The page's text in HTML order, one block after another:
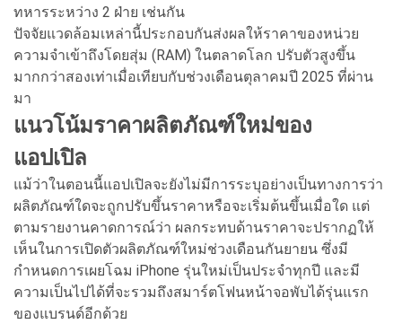
ทหารระหว่าง 2 ฝ่าย เช่นกัน
ปัจจัยแวดล้อมเหล่านี้ประกอบกันส่งผลให้ราคาของหน่วย
ความจำเข้าถึงโดยสุ่ม (RAM) ในตลาดโลก ปรับตัวสูงขึ้น
มากกว่าสองเท่าเมื่อเทียบกับช่วงเดือนตุลาคมปี 2025 ที่ผ่าน
มา
แนวโน้มราคาผลิตภัณฑ์ใหม่ของ
แอปเปิล
แม้ว่าในตอนนี้แอปเปิลจะยังไม่มีการระบุอย่างเป็นทางการว่า
ผลิตภัณฑ์ใดจะถูกปรับขึ้นราคาหรือจะเริ่มต้นขึ้นเมื่อใด แต่
ตามรายงานคาดการณ์ว่า ผลกระทบด้านราคาจะปรากฏให้
เห็นในการเปิดตัวผลิตภัณฑ์ใหม่ช่วงเดือนกันยายน ซึ่งมี
กำหนดการเผยโฉม iPhone รุ่นใหม่เป็นประจำทุกปี และมี
ความเป็นไปได้ที่จะรวมถึงสมาร์ตโฟนหน้าจอพับได้รุ่นแรก
ของแบรนด์อีกด้วย